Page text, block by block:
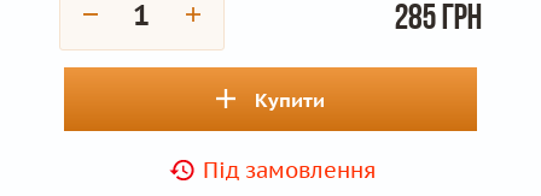
285 грн
Купити
Під замовлення